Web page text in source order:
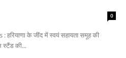
0
हरियाणा के जींद में स्वयं सहायता समूह की
स्टैंड की...